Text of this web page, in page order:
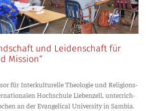
und Leidenschaft für
Mission“
für Inter­kul­tu­rel­le Theo­lo­gie und Reli­gi­ons­
Hoch­schu­le Lie­ben­zell, unter­rich­
an der Evan­ge­li­cal Uni­ver­si­ty in Sam­bia.